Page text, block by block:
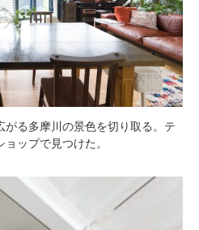
る多摩川の景色を切り取る。テ
ップで見つけた。